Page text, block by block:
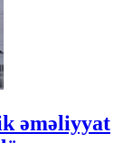
əməliyyat